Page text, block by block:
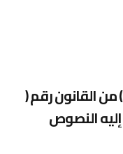
يستبدل بنصوص المواد ( 1، 3، 9 ) من القانون رقم (
إليه النصوص